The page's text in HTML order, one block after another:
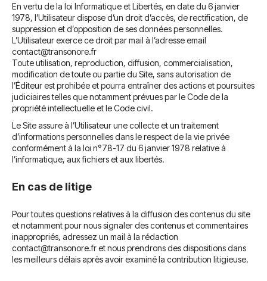
En vertu de la loi Informatique et Libertés, en date du 6 janvier
1978, l’Utilisateur dispose d’un droit d’accès, de rectification, de
suppression et d’opposition de ses données personnelles.
L’Utilisateur exerce ce droit par mail à l’adresse email
contact@transonore.fr
Toute utilisation, reproduction, diffusion, commercialisation,
modification de toute ou partie du Site, sans autorisation de
l’Éditeur est prohibée et pourra entraîner des actions et poursuites
judiciaires telles que notamment prévues par le Code de la
propriété intellectuelle et le Code civil.
Le Site assure à l’Utilisateur une collecte et un traitement
d’informations personnelles dans le respect de la vie privée
conformément à la loi n°78-17 du 6 janvier 1978 relative à
l’informatique, aux fichiers et aux libertés.
En cas de litige
Pour toutes questions relatives à la diffusion des contenus du site
et notamment pour nous signaler des contenus et commentaires
inappropriés, adressez un mail à la rédaction
contact@transonore.fret nous prendrons des dispositions dans
les meilleurs délais après avoir examiné la contribution litigieuse.